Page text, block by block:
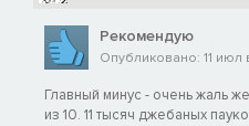
Рекомендую
Опубликовано: 11 июл
Главный минус - очень жаль
из 10. 11 тысяч джебаных